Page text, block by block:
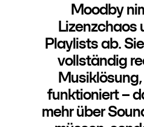
Moodby
Lizenzchaos
Playlists ab.
vollständig
funktioniert –
mehr über